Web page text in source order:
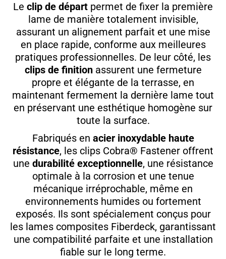
Le clip de départ permet de fixer la première
lame de manière totalement invisible,
assurant un alignement parfait et une mise
en place rapide, conforme aux meilleures
pratiques professionnelles. De leur côté, les
clips de finitionassurent une fermeture
propre et élégante de la terrasse, en
maintenant fermement la dernière lame tout
en préservant une esthétique homogène sur
toute la surface.
Fabriqués en acier inoxydable haute
résistance, les clips Cobra® Fastener offrent
une durabilité exceptionnelle, une résistance
optimale à la corrosion et une tenue
mécanique irréprochable, même en
environnements humides ou fortement
exposés. Ils sont spécialement conçus pour
les lames composites Fiberdeck, garantissant
une compatibilité parfaite et une installation
fiable sur le long terme.